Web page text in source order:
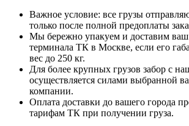
Важное условие: все грузы
только после полной предоплаты
Мы бережно упакуем и доставим ваш
терминала ТК в Москве, если его
вес до 250 кг.
Для более крупных грузов забор с
осуществляется силами выбранной
компании.
Оплата доставки до вашего города
тарифам ТК при получении груза.